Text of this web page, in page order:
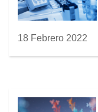
18 Febrero 2022